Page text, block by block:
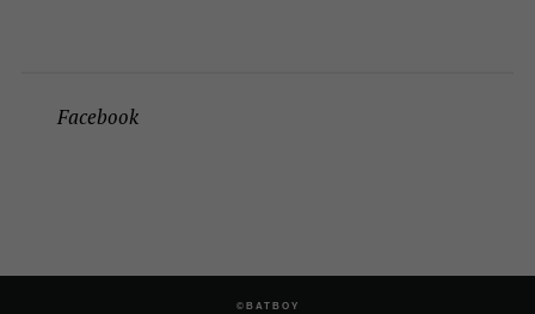
Facebook
©BATBOY